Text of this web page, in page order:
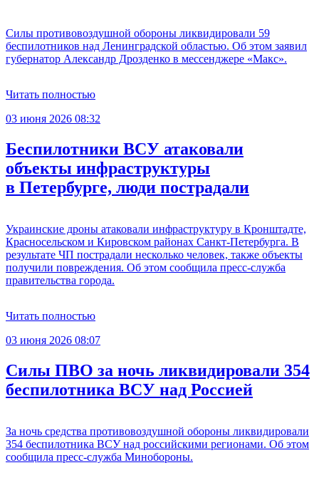
Силы противовоздушной обороны ликвидировали 59
беспилотников над Ленинградской областью. Об этом заявил
губернатор Александр Дрозденко в мессенджере «Макс».
Читать полностью
03 июня 2026 08:32
Беспилотники ВСУ атаковали
объекты инфраструктуры
в Петербурге, люди пострадали
Украинские дроны атаковали инфраструктуру в Кронштадте,
Красносельском и Кировском районах Санкт-Петербурга. В
результате ЧП пострадали несколько человек, также объекты
получили повреждения. Об этом сообщила пресс-служба
правительства города.
Читать полностью
03 июня 2026 08:07
Силы ПВО за ночь ликвидировали 354
беспилотника ВСУ над Россией
За ночь средства противовоздушной обороны ликвидировали
354 беспилотника ВСУ над российскими регионами. Об этом
сообщила пресс-служба Минобороны.